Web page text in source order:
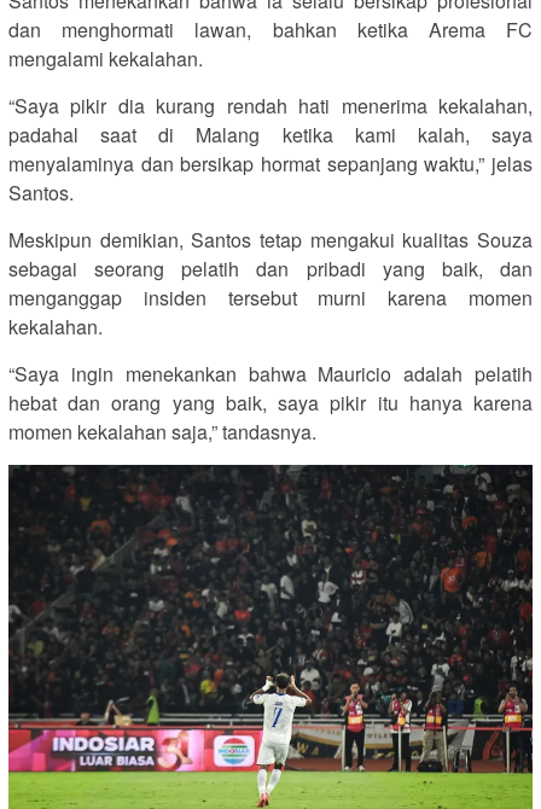
dan menghormati lawan, bahkan ketika Arema FC
mengalami kekalahan.
“Saya pikir dia kurang rendah hati menerima kekalahan,
padahal saat di Malang ketika kami kalah, saya
menyalaminya dan bersikap hormat sepanjang waktu,” jelas
Santos.
Meskipun demikian, Santos tetap mengakui kualitas Souza
sebagai seorang pelatih dan pribadi yang baik, dan
menganggap insiden tersebut murni karena momen
kekalahan.
“Saya ingin menekankan bahwa Mauricio adalah pelatih
hebat dan orang yang baik, saya pikir itu hanya karena
momen kekalahan saja,” tandasnya.